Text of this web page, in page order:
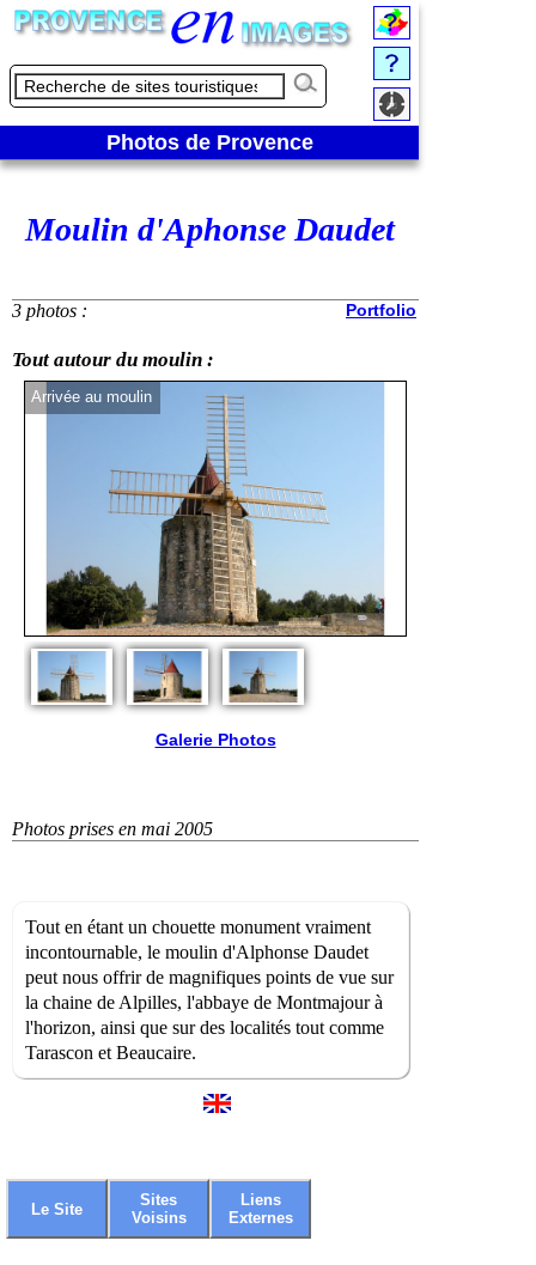
Photos de Provence
Moulin d'Aphonse Daudet
3 photos : Portfolio
Tout autour du moulin :
Arrivée au moulin
Galerie Photos
Photos prises en mai 2005
Tout en étant un chouette monument vraiment
incontournable, le moulin d'Alphonse Daudet
peut nous offrir de magnifiques points de vue sur
la chaine de Alpilles, l'abbaye de Montmajour à
l'horizon, ainsi que sur des localités tout comme
Tarascon et Beaucaire.
Le Site
Sites
Voisins
Liens
Externes